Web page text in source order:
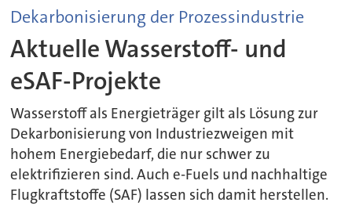
Dekarbonisierung der Prozessindustrie
Aktuelle Wasserstoff- und
eSAF-Projekte
Wasserstoff als Energieträger gilt als Lösung zur
Dekarbonisierung von Industriezweigen mit
hohem Energiebedarf, die nur schwer zu
elektrifizieren sind. Auch e-Fuels und nachhaltige
Flugkraftstoffe (SAF) lassen sich damit herstellen.